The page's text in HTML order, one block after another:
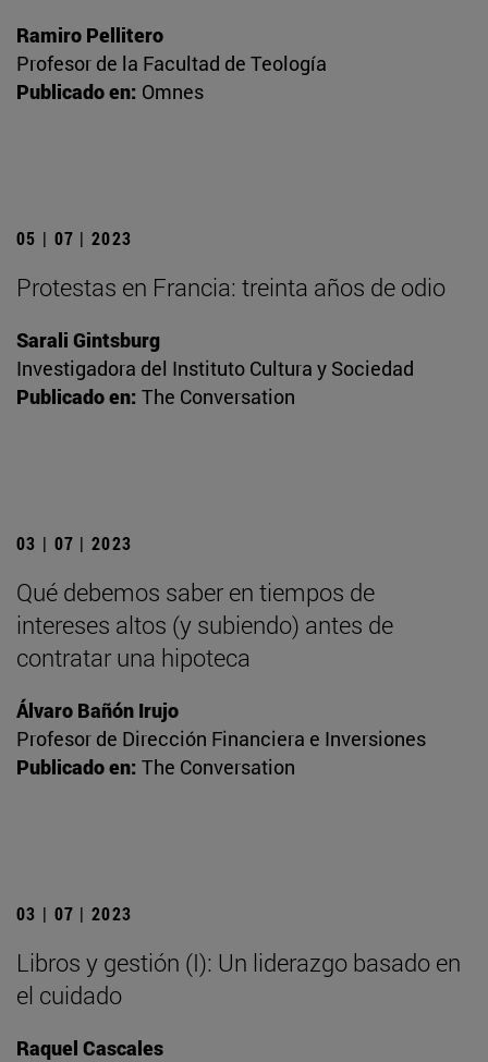
Ramiro Pellitero
Profesor de la Facultad de Teología
Publicado en: Omnes
05 | 07 | 2023
Protestas en Francia: treinta años de odio
Sarali Gintsburg
Investigadora del Instituto Cultura y Sociedad
Publicado en: The Conversation
03 | 07 | 2023
Qué debemos saber en tiempos de
intereses altos (y subiendo) antes de
contratar una hipoteca
Álvaro Bañón Irujo
Profesor de Dirección Financiera e Inversiones
Publicado en: The Conversation
03 | 07 | 2023
Libros y gestión (I): Un liderazgo basado en
el cuidado
Raquel Cascales